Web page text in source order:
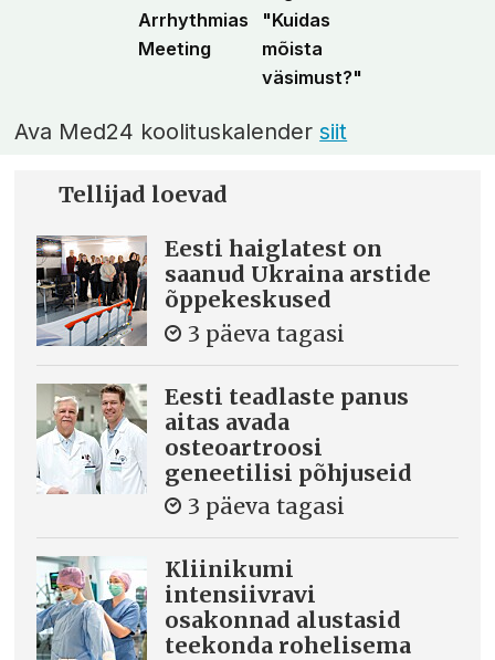
Arrhythmias
Meeting
"Kuidas
mõista
väsimust?"
Ava Med24 koolituskalendersiit
Tellijad loevad
Eesti haiglatest on
saanud Ukraina arstide
õppekeskused
3 päeva tagasi
Eesti teadlaste panus
aitas avada
osteoartroosi
geneetilisi põhjuseid
3 päeva tagasi
Kliinikumi
intensiivravi
osakonnad alustasid
teekonda rohelisema